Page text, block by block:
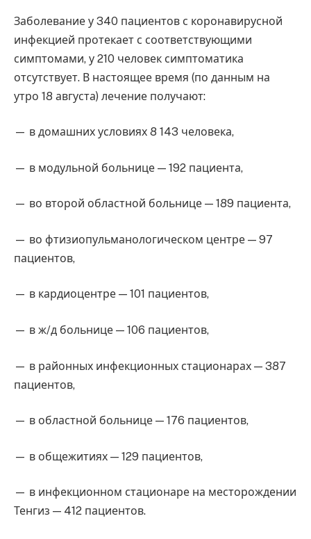
Заболевание у 340 пациентов с коронавирусной
инфекцией протекает с соответствующими
симптомами, у 210 человек симптоматика
отсутствует. В настоящее время (по данным на
утро 18 августа) лечение получают:
— в домашних условиях 8 143 человека,
— в модульной больнице — 192 пациента,
— во второй областной больнице — 189 пациента,
— во фтизиопульманологическом центре — 97
пациентов,
— в кардиоцентре — 101 пациентов,
— в ж/д больнице — 106 пациентов,
— в районных инфекционных стационарах — 387
пациентов,
— в областной больнице — 176 пациентов,
— в общежитиях — 129 пациентов,
— в инфекционном стационаре на месторождении
Тенгиз — 412 пациентов.